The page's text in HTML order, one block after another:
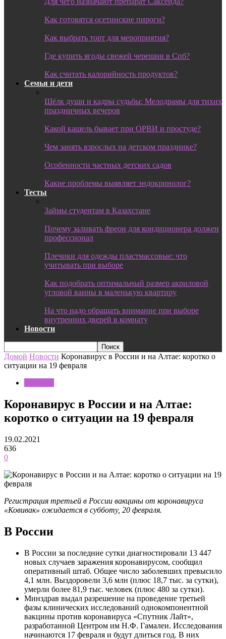
Как готовятся осетинские пироги?
Как выбрать торт для мероприятия?
Где купить ягоды свежей черешни в Спб?
Как считать калорийность продуктов?
Семья и дети
Шёлк души и кадры судьбы: Мелодрамы для тихих
праздничных вечеров
Какой кашель бывает при ОРВИ и простуде?
Чем занять взрослых на детском празднике?
Особенности частных детских садов
Какие проблемы выявляет эндокринолог?
Тесты
Займы студентам в Казахстане
Почему заливать фреон для кондиционера должен
профессионал
Плечики для одежды пластмассовые: что
учитывать при выборе
Как подобрать оптимальный размер акриловой
угловой ванны в маленькую квартиру
На что надо обращать внимание при выборе
внутренних дверей в комнату
Новости
Домой Новости Коронавирус в России и на Алтае: коротко о
ситуации на 19 февраля
Коронавирус в России и на Алтае:
коротко о ситуации на 19 февраля
19.02.2021
636
0
Регистрация третьей в России вакцины от коронавируса
«Ковивак» ожидается в субботу, 20 февраля.
В России
В России за последние сутки диагностировали 13 447
новых случаев заражения коронавирусом, сообщил
оперативный штаб. Общее число заболевших превысило
4,1 млн. Выздоровели 3,6 млн (плюс 18,7 тыс. за сутки),
умерли более 81,9 тыс. человек (плюс 480 за сутки).
Минздрав выдал разрешение на проведение третьей
фазы клинических исследований однокомпонентной
вакцины против коронавируса «Спутник Лайт»,
разработанной Центром им Н.Ф. Гамалеи. Исследования
начинаются 17 февраля и будут длиться год. В них